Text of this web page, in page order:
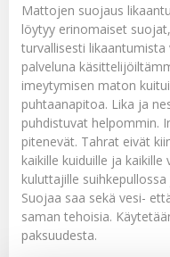
Mattojen suojaus
löytyy erinomaiset suojat
turvallisesti
palveluna
imeytymisen maton
puhtaanapitoa. Lika ja
puhdistuvat helpommin.
pitenevät. Tahrat eivät
kaikille kuiduille ja
kuluttajille
Suojaa saa sekä vesi-
saman tehoisia.
paksuudesta.